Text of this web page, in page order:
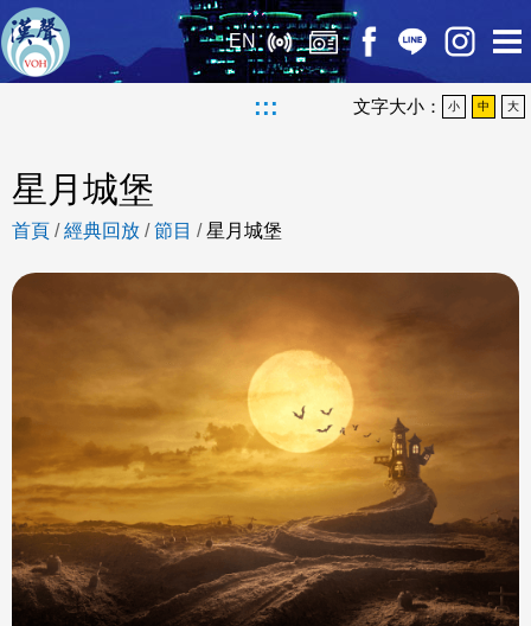
EN
::: 文字大小： 小 中 大
星月城堡
首頁 /經典回放 /節目 /星月城堡